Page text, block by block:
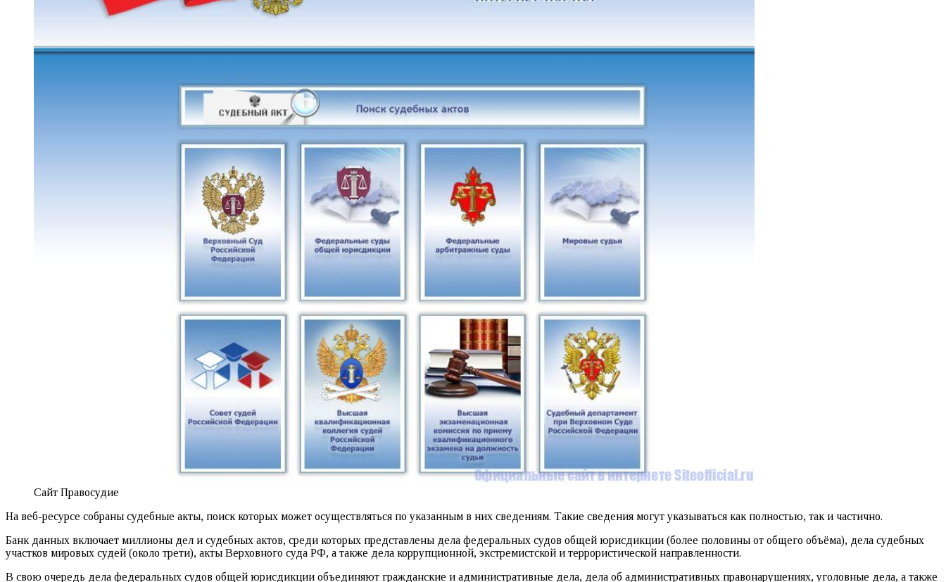
Сайт Правосудие
На веб-ресурсе собраны судебные акты, поиск которых может осуществляться по указанным в них сведениям. Такие сведения могут указываться как полностью, так и частично.
Банк данных включает миллионы дел и судебных актов, среди которых представлены дела федеральных судов общей юрисдикции (более половины от общего объёма), дела судебных
участков мировых судей (около трети), акты Верховного суда РФ, а также дела коррупционной, экстремистской и террористической направленности.
В свою очередь дела федеральных судов общей юрисдикции объединяют гражданские и административные дела, дела об административных правонарушениях, уголовные дела, а также